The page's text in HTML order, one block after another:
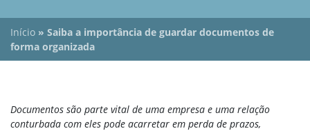
Início » Saiba a importância de guardar documentos de
forma organizada
Documentos são parte vital de uma empresa e uma relação
conturbada com eles pode acarretar em perda de prazos,